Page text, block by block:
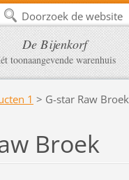
De Bijenkorf
toonaangevende warenhuis
1 > G-star Raw Broek
Broek
Doorzoek de website